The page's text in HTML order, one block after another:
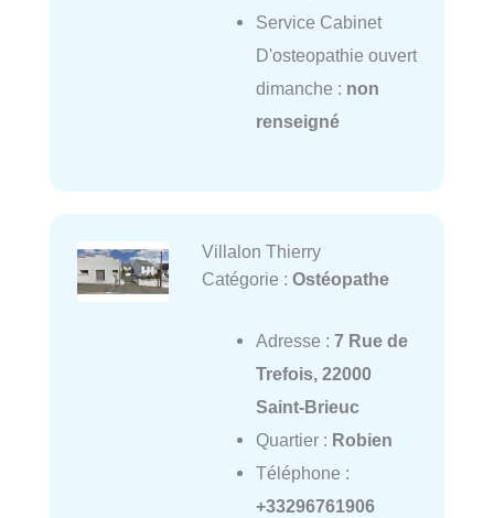
Service Cabinet
D'osteopathie ouvert
dimanche : non
renseigné
Villalon Thierry
Catégorie : Ostéopathe
Adresse : 7 Rue de
Trefois, 22000
Saint-Brieuc
Quartier : Robien
Téléphone :
+33296761906